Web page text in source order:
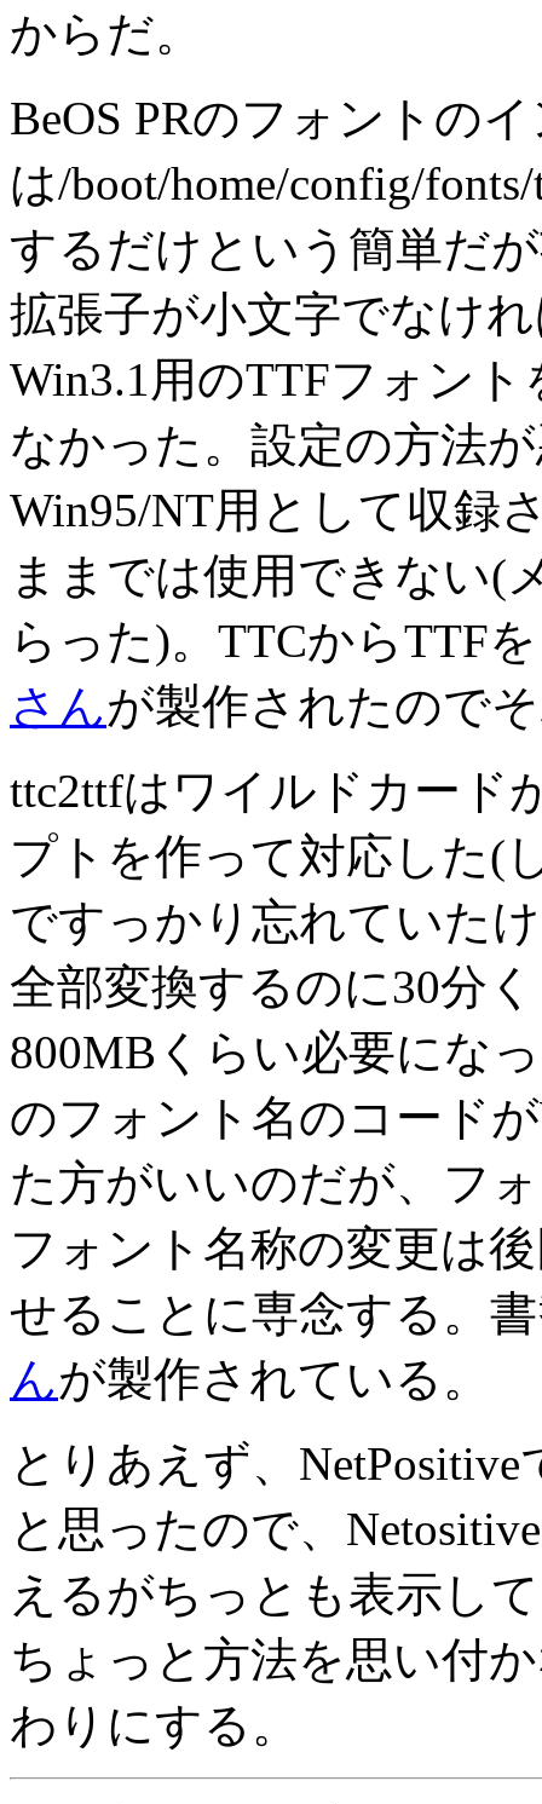
からだ。
BeOS PRのフォントの
は/boot/home/config/
するだけという簡単だ
拡張子が小文字でなけ
Win3.1用のTTFフォン
なかった。設定の方法
Win95/NT用として収録
ままでは使用できない(
らった)。TTCからTTF
さんが製作されたので
ttc2ttfはワイルドカード
プトを作って対応した(
ですっかり忘れていた
全部変換するのに30分
800MBくらい必要にな
のフォント名のコード
た方がいいのだが、フ
フォント名称の変更は
せることに専念する。
んが製作されている。
とりあえず、
と思ったので、
えるがちっとも表示し
ちょっと方法を思い付
わりにする。